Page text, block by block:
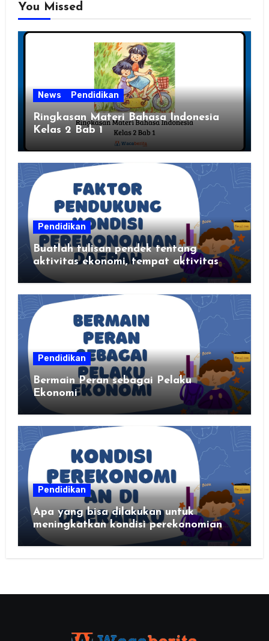
You Missed
News Pendidikan
Ringkasan Materi Bahasa Indonesia
Kelas 2 Bab 1
Pendidikan
Buatlah tulisan pendek tentang
aktivitas ekonomi, tempat aktivitas
ekonomi, dan hasil produksi daerah
kalian
Pendidikan
Bermain Peran sebagai Pelaku
Ekonomi
Pendidikan
Apa yang bisa dilakukan untuk
meningkatkan kondisi perekonomian
daerahku?